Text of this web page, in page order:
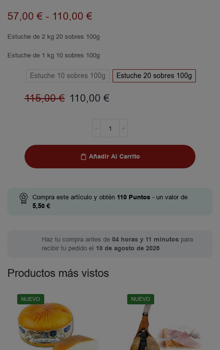
57,00 € - 110,00 €
Estuche de 2 kg 20 sobres 100g
Estuche de 1 kg 10 sobres 100g
Estuche 10 sobres 100g Estuche 20 sobres 100g
115,00€ 110,00 €
Añadir Al Carrito
Compra este artículo y obtén 110 Puntos - un valor de
5,50 €
Haz tu compra antes de 04 horas y 11 minutos para
recibir tu pedido el 10 de agosto de 2026
Productos más vistos
NUEVO NUEVO